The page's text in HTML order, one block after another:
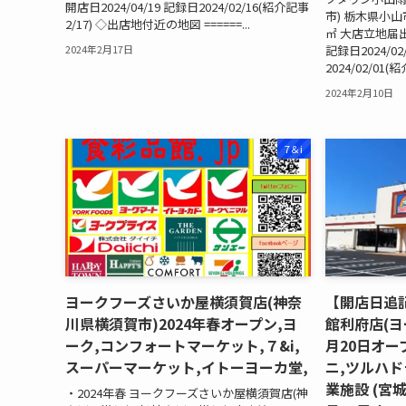
開店日2024/04/19 記録日2024/02/16(紹介記事
2/17) ◇出店地付近の地図 ======...
2024年2月17日
市) 栃木県小
㎡ 大店立地届
記録日2024/
2024/02/01(
2024年2月10日
7＆i
ヨークフーズさいか屋横須賀店(神奈
川県横須賀市)2024年春オープン,ヨ
ーク,コンフォートマーケット,７&i,
スーパーマーケット,イトーヨーカ堂,
・2024年春 ヨークフーズさいか屋横須賀店(神
【開店日
館利府店(
月20日オ
ニ,ツルハ
業施設 (宮